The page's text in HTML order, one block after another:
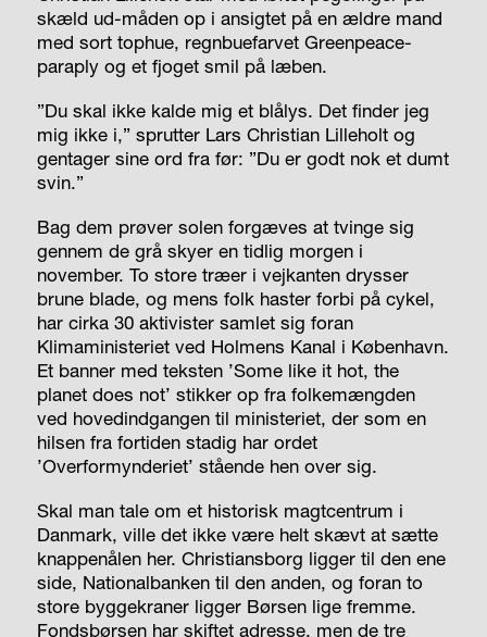
skæld ud-måden op i ansigtet på en ældre mand
med sort tophue, regnbuefarvet Greenpeace-
paraply og et fjoget smil på læben.
”Du skal ikke kalde mig et blålys. Det finder jeg
mig ikke i,” sprutter Lars Christian Lilleholt og
gentager sine ord fra før: ”Du er godt nok et dumt
svin.”
Bag dem prøver solen forgæves at tvinge sig
gennem de grå skyer en tidlig morgen i
november. To store træer i vejkanten drysser
brune blade, og mens folk haster forbi på cykel,
har cirka 30 aktivister samlet sig foran
Klimaministeriet ved Holmens Kanal i København.
Et banner med teksten ’Some like it hot, the
planet does not’ stikker op fra folkemængden
ved hovedindgangen til ministeriet, der som en
hilsen fra fortiden stadig har ordet
’Overformynderiet’ stående hen over sig.
Skal man tale om et historisk magtcentrum i
Danmark, ville det ikke være helt skævt at sætte
knappenålen her. Christiansborg ligger til den ene
side, Nationalbanken til den anden, og foran to
store byggekraner ligger Børsen lige fremme.
Fondsbørsen har skiftet adresse, men de tre